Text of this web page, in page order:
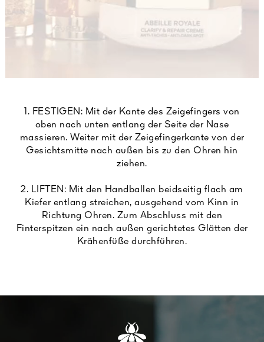
1. FESTIGEN: Mit der Kante des Zeigefingers von
oben nach unten entlang der Seite der Nase
massieren. Weiter mit der Zeigefingerkante von der
Gesichtsmitte nach außen bis zu den Ohren hin
ziehen.
2. LIFTEN: Mit den Handballen beidseitig flach am
Kiefer entlang streichen, ausgehend vom Kinn in
Richtung Ohren. Zum Abschluss mit den
Finterspitzen ein nach außen gerichtetes Glätten der
Krähenfüße durchführen.